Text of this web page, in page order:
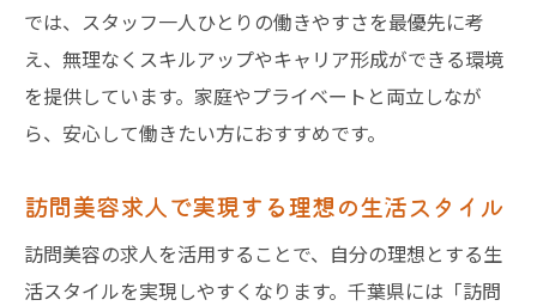
では、スタッフ一人ひとりの働きやすさを最優先に考
え、無理なくスキルアップやキャリア形成ができる環境
を提供しています。家庭やプライベートと両立しなが
ら、安心して働きたい方におすすめです。
訪問美容求人で実現する理想の生活スタイル
訪問美容の求人を活用することで、自分の理想とする生
活スタイルを実現しやすくなります。千葉県には「訪問